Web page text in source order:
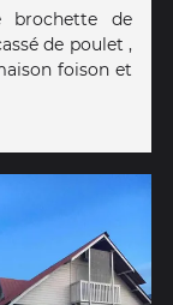
brochette de
de poulet ,
foison et